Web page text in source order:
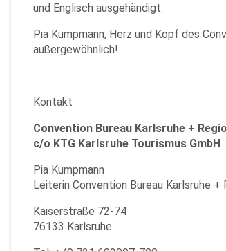
und Englisch ausgehändigt.
Pia Kumpmann, Herz und Kopf des
außergewöhnlich!
Kontakt
Convention Bureau Karlsruhe +
c/o KTG Karlsruhe Tourismus GmbH
Pia Kumpmann
Leiterin Convention Bureau Karlsruhe +
Kaiserstraße 72-74
76133 Karlsruhe